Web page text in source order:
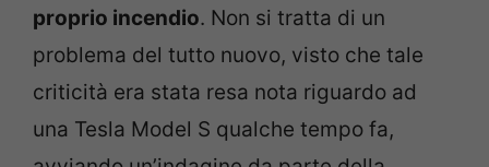
proprio incendio. Non si tratta di un
problema del tutto nuovo, visto che tale
criticità era stata resa nota riguardo ad
una Tesla Model S qualche tempo fa,